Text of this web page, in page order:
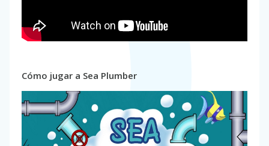
Cómo jugar a Sea Plumber